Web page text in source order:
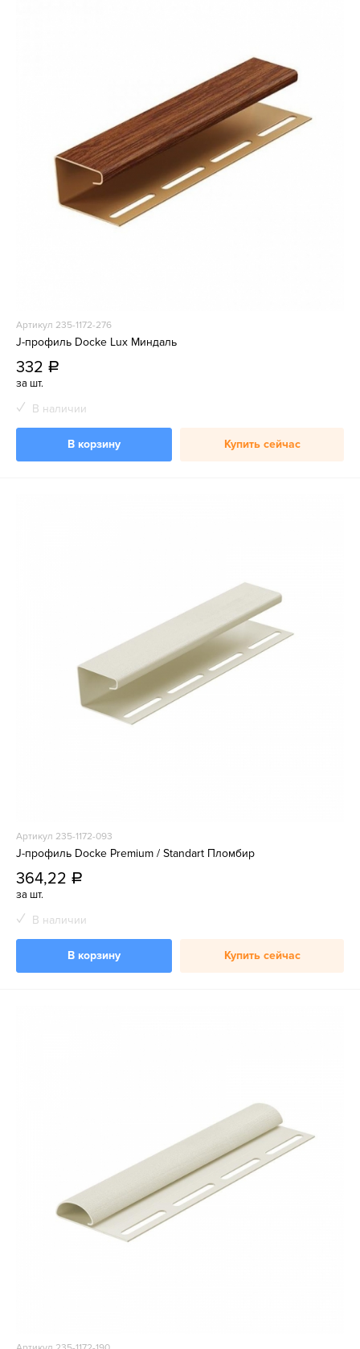
Артикул 235-1172-276
J-профиль Docke Lux Миндаль
332 a
за шт.
В наличии
В корзину Купить сейчас
Артикул 235-1172-093
J-профиль Docke Premium / Standart Пломбир
364,22 a
за шт.
В наличии
В корзину Купить сейчас